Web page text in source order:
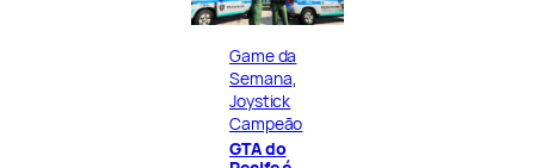
Game da
Semana
Joystick
Campeão
GTA do